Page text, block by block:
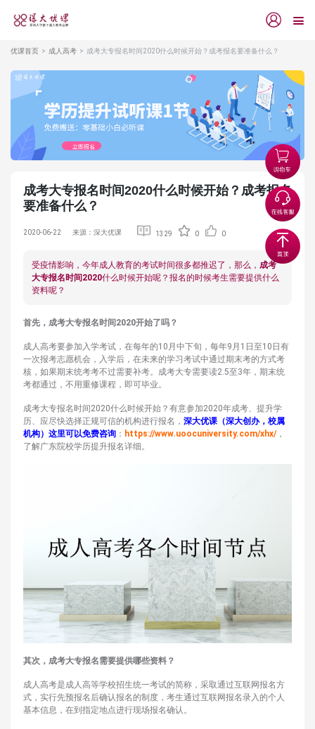
优课首页 成人高考 成考大专报名时间2020什么时候开始？成考报名要准备什么？
成考大专报名时间2020什么时候开始？成考报名
要准备什么？
2020-06-22 来源：深大优课 1329 0 0
受疫情影响，今年成人教育的考试时间很多都推迟了，那么， 成考
大专报名时间2020什么时候开始呢？报名的时候考生需要提供什么
资料呢？
首先，成考大专报名时间2020开始了吗？
成人高考要参加入学考试，在每年的10月中下旬，每年9月1日至10日有
一次报考志愿机会，入学后，在未来的学习考试中通过期末考的方式考
核，如果期末统考考不过需要补考。成考大专需要读2.5至3年，期末统
考都通过，不用重修课程，即可毕业。
成考大专报名时间2020什么时候开始？有意参加2020年成考、提升学
历、应尽快选择正规可信的机构进行报名， 深大优课（深大创办，校属
机构）这里可以免费咨询 ： https://www.uoocuniversity.com/xhx/，
了解广东院校学历提升报名详细。
其次，成考大专报名需要提供哪些资料？
成人高考是成人高等学校招生统一考试的简称，采取通过互联网报名方
式，实行先预报名后确认报名的制度，考生通过互联网报名录入的个人
基本信息，在到指定地点进行现场报名确认。